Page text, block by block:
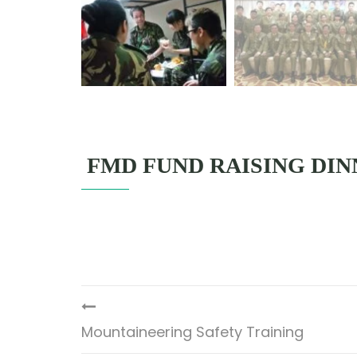
FMD FUND RAISING
Mountaineering Safety Training